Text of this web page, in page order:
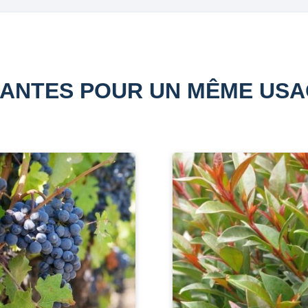
POUR UN MÊME